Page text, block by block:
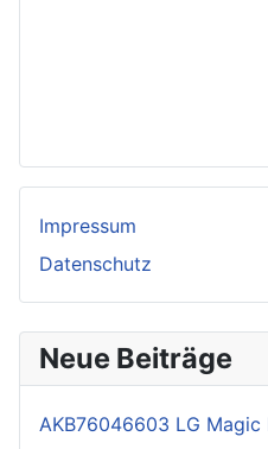
Impressum
Datenschutz
Neue Beiträge
AKB76046603 LG Magic